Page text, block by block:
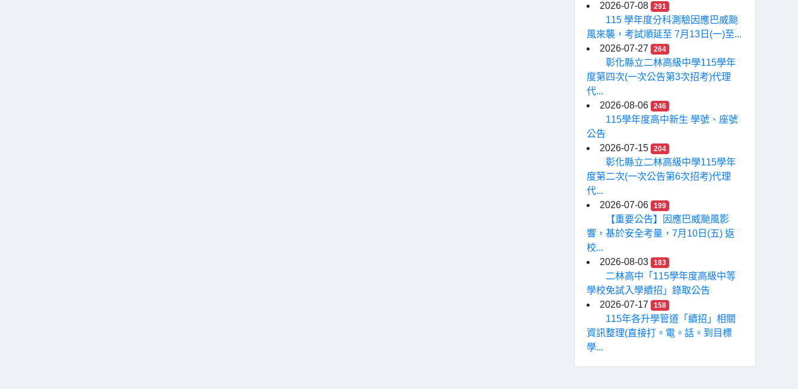
2026-07-08
291
115 學年度分科測驗因應巴威颱
風來襲，考試順延至 7月13日(一)至...
2026-07-27
264
彰化縣立二林高級中學115學年
度第四次(一次公告第3次招考)代理
代...
2026-08-06
246
115學年度高中新生 學號、座號
公告
2026-07-15
204
彰化縣立二林高級中學115學年
度第二次(一次公告第6次招考)代理
代...
2026-07-06
199
【重要公告】因應巴威颱風影
響，基於安全考量，7月10日(五) 返
校...
2026-08-03
183
二林高中「115學年度高級中等
學校免試入學續招」錄取公告
2026-07-17
158
115年各升學管道「續招」相關
資訊整理(直接打。電。話。到目標
學...